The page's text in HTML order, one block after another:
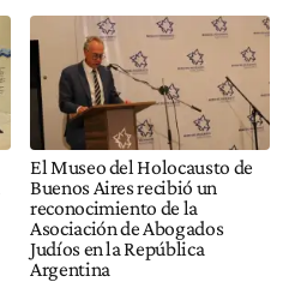
El Museo del Holocausto de
Buenos Aires recibió un
reconocimiento de la
Asociación de Abogados
Judíos en la República
Argentina